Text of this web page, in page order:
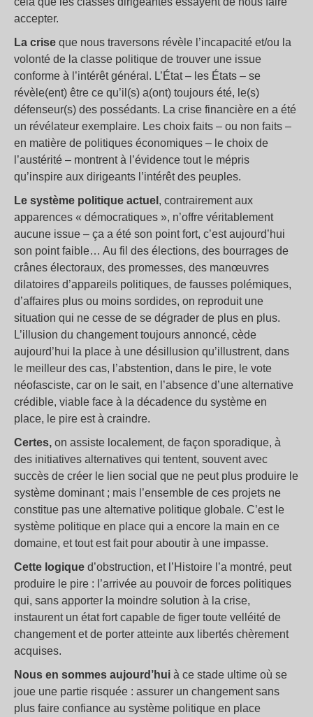
accepter.
La crise que nous traversons révèle l’incapacité et/ou la
volonté de la classe politique de trouver une issue
conforme à l’intérêt général. L’État – les États – se
révèle(ent) être ce qu’il(s) a(ont) toujours été, le(s)
défenseur(s) des possédants. La crise financière en a été
un révélateur exemplaire. Les choix faits – ou non faits –
en matière de politiques économiques – le choix de
l’austérité – montrent à l’évidence tout le mépris
qu’inspire aux dirigeants l’intérêt des peuples.
Le système politique actuel , contrairement aux
apparences « démocratiques », n’offre véritablement
aucune issue – ça a été son point fort, c’est aujourd’hui
son point faible… Au fil des élections, des bourrages de
crânes électoraux, des promesses, des manœuvres
dilatoires d’appareils politiques, de fausses polémiques,
d’affaires plus ou moins sordides, on reproduit une
situation qui ne cesse de se dégrader de plus en plus.
L’illusion du changement toujours annoncé, cède
aujourd’hui la place à une désillusion qu’illustrent, dans
le meilleur des cas, l’abstention, dans le pire, le vote
néofasciste, car on le sait, en l’absence d’une alternative
crédible, viable face à la décadence du système en
place, le pire est à craindre.
Certes, on assiste localement, de façon sporadique, à
des initiatives alternatives qui tentent, souvent avec
succès de créer le lien social que ne peut plus produire le
système dominant ; mais l’ensemble de ces projets ne
constitue pas une alternative politique globale. C’est le
système politique en place qui a encore la main en ce
domaine, et tout est fait pour aboutir à une impasse.
Cette logique d’obstruction, et l’Histoire l’a montré, peut
produire le pire : l’arrivée au pouvoir de forces politiques
qui, sans apporter la moindre solution à la crise,
instaurent un état fort capable de figer toute velléité de
changement et de porter atteinte aux libertés chèrement
acquises.
Nous en sommes aujourd’hui à ce stade ultime où se
joue une partie risquée : assurer un changement sans
plus faire confiance au système politique en place